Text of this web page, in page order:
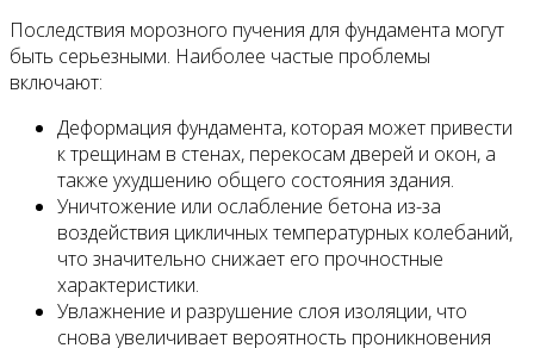
Последствия морозного пучения для фундамента могут
быть серьезными. Наиболее частые проблемы
включают:
Деформация фундамента, которая может привести
к трещинам в стенах, перекосам дверей и окон, а
также ухудшению общего состояния здания.
Уничтожение или ослабление бетона из-за
воздействия цикличных температурных колебаний,
что значительно снижает его прочностные
характеристики.
Увлажнение и разрушение слоя изоляции, что
снова увеличивает вероятность проникновения